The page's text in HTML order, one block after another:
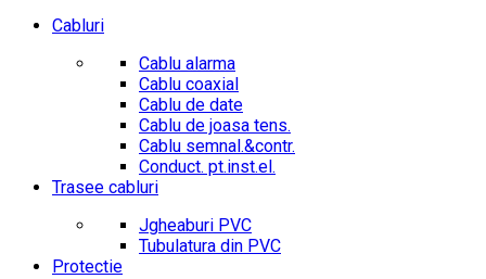
Cabluri
Cablu alarma
Cablu coaxial
Cablu de date
Cablu de joasa tens.
Cablu semnal.&contr.
Conduct. pt.inst.el.
Trasee cabluri
Jgheaburi PVC
Tubulatura din PVC
Protectie